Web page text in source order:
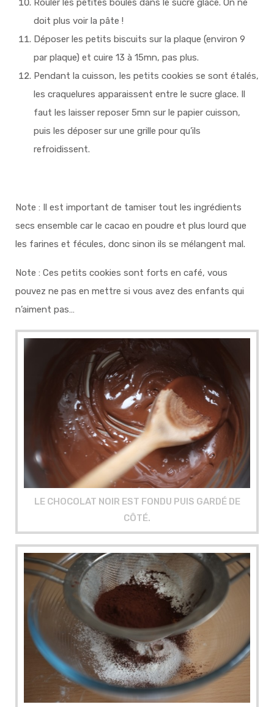
doit plus voir la pâte !
Déposer les petits biscuits sur la plaque (environ 9
par plaque) et cuire 13 à 15mn, pas plus.
Pendant la cuisson, les petits cookies se sont étalés,
les craquelures apparaissent entre le sucre glace. Il
faut les laisser reposer 5mn sur le papier cuisson,
puis les déposer sur une grille pour qu’ils
refroidissent.
Note : Il est important de tamiser tout les ingrédients
secs ensemble car le cacao en poudre et plus lourd que
les farines et fécules, donc sinon ils se mélangent mal.
Note : Ces petits cookies sont forts en café, vous
pouvez ne pas en mettre si vous avez des enfants qui
n’aiment pas…
LE CHOCOLAT NOIR EST FONDU PUIS GARDÉ DE
CÔTÉ.